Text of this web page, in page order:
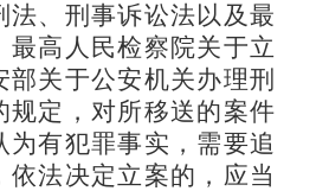
法、刑事诉讼法以及最
最高人民检察院关于立
部关于公安机关办理刑
规定，对所移送的案件
为有犯罪事实，需要追
依法决定立案的，应当